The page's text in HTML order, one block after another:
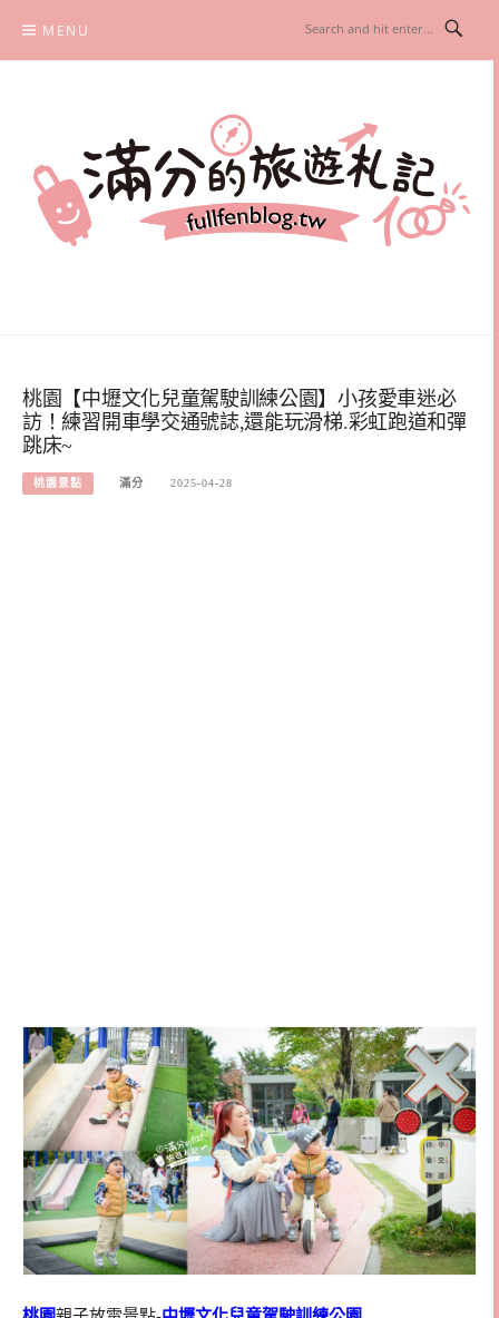
content
MENU
桃園【中壢文化兒童駕駛訓練公園】小孩愛車迷必
訪！練習開車學交通號誌,還能玩滑梯.彩虹跑道和彈
跳床~
桃園景點 滿分 2025-04-28